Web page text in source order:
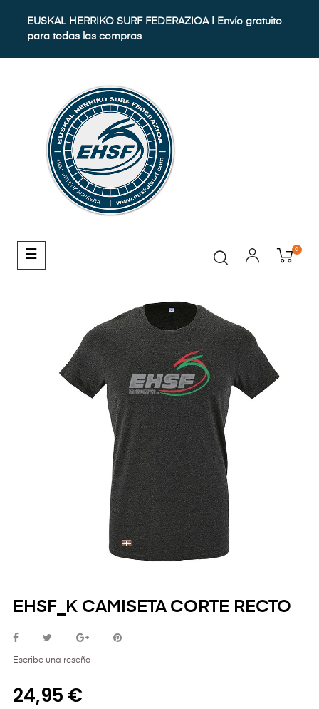
EUSKAL HERRIKO SURF FEDERAZIOA | Envío gratuito
para todas las compras
Navegación
de
☰ 0
EHSF_K CAMISETA CORTE RECTO
Escribe una reseña
24,95 €